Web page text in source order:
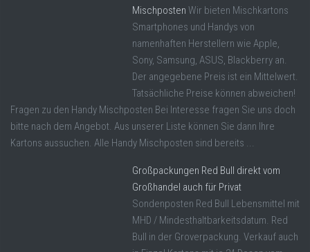
Mischposten Wir bieten Mischkartons
Smartphones und Handys von
namenhaften Herstellern wie Apple,
Sony, Samsung, ASUS, Blackberry an.
Der angegebene Preis ist ein Mittelwert.
Tatsächliche Preise können abweichen!
Fragen zu den Handy Mischposten Bei Interesse fragen Sie uns doch
bitte nach dem Angebot. Aus unserer Liste können Sie dann Ihre
Kartons aussuchen. Alle Handy Mischposten sind bereits ...
Großpackungen Red Bull direkt vom
Großhandel auch für Privat
Sondenposten Red Bull Lebensmittel mit
MHD / Mindesthaltbarkeitsdatum. Red
Bull in der Groverpackung. Verkauf auch